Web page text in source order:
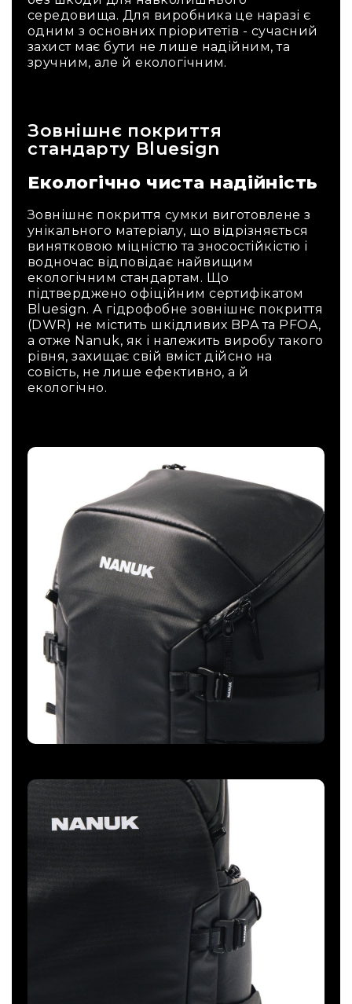
середовища. Для виробника це наразі є
одним з основних пріоритетів - сучасний
захист має бути не лише надійним, та
зручним, але й екологічним.
Зовнішнє покриття
стандарту Bluesign
Екологічно чиста надійність
Зовнішнє покриття сумки виготовлене з
унікального матеріалу, що відрізняється
винятковою міцністю та зносостійкістю і
водночас відповідає найвищим
екологічним стандартам. Що
підтверджено офіційним сертифікатом
Bluesign. А гідрофобне зовнішнє покриття
(DWR) не містить шкідливих BPA та PFOA,
а отже Nanuk, як і належить виробу такого
рівня, захищає свій вміст дійсно на
совість, не лише ефективно, а й
екологічно.